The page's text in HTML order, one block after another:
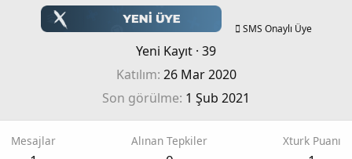
SMS Onaylı Üye
Yeni Kayıt · 39
Katılım 26 Mar 2020
Son görülme 1 Şub 2021
Mesajlar Alınan Tepkiler Xturk Puanı